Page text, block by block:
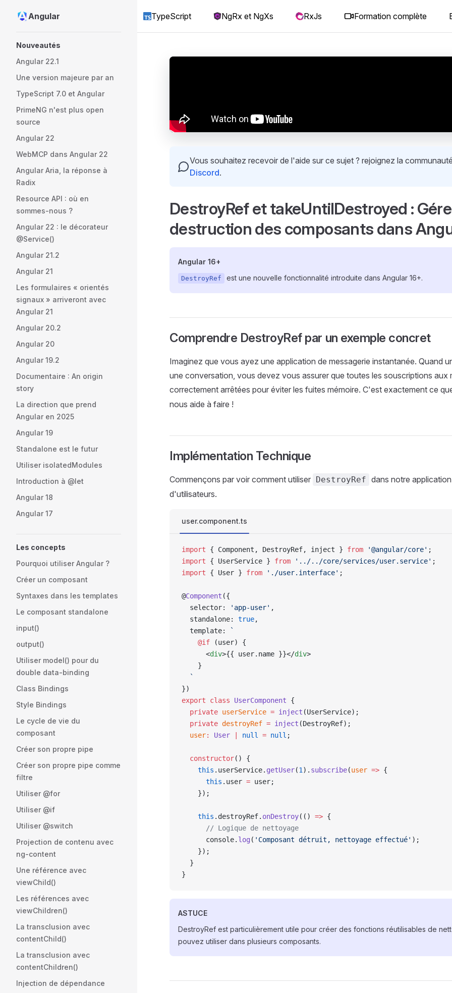
Skip to content
Angular TypeScript NgRx et NgXs RxJs Formation complète
Nouveautés
Angular 22.1
Une version majeure par an
TypeScript 7.0 et Angular
PrimeNG n'est plus open
source
Angular 22
WebMCP dans Angular 22
Angular Aria, la réponse à
Radix
Resource API : où en
sommes-nous ?
Angular 22 : le décorateur
@Service()
Angular 21.2
Angular 21
Les formulaires « orientés
signaux » arriveront avec
Angular 21
Angular 20.2
Angular 20
Angular 19.2
Documentaire : An origin
story
La direction que prend
Angular en 2025
Angular 19
Standalone est le futur
Utiliser isolatedModules
Introduction à @let
Angular 18
Angular 17
Les concepts
Pourquoi utiliser Angular ?
Créer un composant
Syntaxes dans les templates
Le composant standalone
input()
output()
Utiliser model() pour du
double data-binding
Class Bindings
Style Bindings
Le cycle de vie du
composant
Créer son propre pipe
Créer son propre pipe comme
filtre
Utiliser @for
Utiliser @if
Utiliser @switch
Projection de contenu avec
ng-content
Une référence avec
viewChild()
Les références avec
viewChildren()
La transclusion avec
contentChild()
La transclusion avec
contentChildren()
Injection de dépendance
Vous souhaitez recevoir de l'aide sur ce sujet ? rejoignez la
Discord.
DestroyRef et takeUntilDestroyed :
destruction des composants dans
Angular 16+
DestroyRef est une nouvelle fonctionnalité introduite dans Angular 16+.
Comprendre DestroyRef par un exemple concret
Imaginez que vous ayez une application de messagerie instantanée. Quand
une conversation, vous devez vous assurer que toutes les souscriptions aux
correctement arrêtées pour éviter les fuites mémoire. C'est exactement ce
nous aide à faire !
Implémentation Technique
Commençons par voir comment utiliser DestroyRef dans notre
d'utilisateurs.
user.component.ts
import { Component, DestroyRef, inject } from '@angular/core' ;
import { UserService } from '../../core/services/user.service' ;
import { User } from './user.interface' ;
@Component ({
  selector:
'app-user' ,
  standalone:
true,
  template:
`
    @if
(user) {
      <
div>{{ user.name }}</div>
    }
  `
})
export class UserComponent {
  private
userService = inject (UserService);
  private
destroyRef = inject (DestroyRef);
  user
: User null = null ;
  constructor
() {
    this
.userService. getUser(1 ). subscribe(user => {
      this
.user = user;
    });
    this
.destroyRef. onDestroy(() => {
      // Logique de nettoyage
      console.
log ( 'Composant détruit, nettoyage effectué' );
    });
  }
}
ASTUCE
DestroyRef est particulièrement utile pour créer des fonctions réutilisables de
pouvez utiliser dans plusieurs composants.